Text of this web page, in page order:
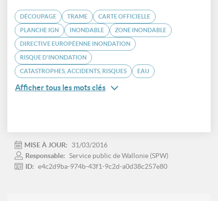
DÉCOUPAGE TRAME CARTE OFFICIELLE
PLANCHE IGN INONDABLE ZONE INONDABLE
DIRECTIVE EUROPÉENNE INONDATION
RISQUE D'INONDATION
CATASTROPHES, ACCIDENTS, RISQUES EAU
Afficher tous les mots clés
MISE À JOUR:
31/03/2016
Responsable: Service public de Wallonie (SPW)
ID: e4c2d9ba-974b-43f1-9c2d-a0d38c257e80